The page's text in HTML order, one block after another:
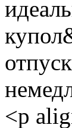
<p